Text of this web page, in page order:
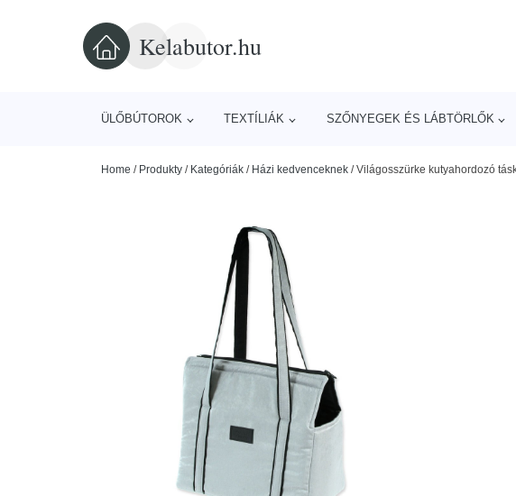
Kelabutor.hu
ÜLŐBÚTOROK TEXTÍLIÁK SZŐNYEGEK ÉS LÁBTÖRLŐK
Home / Produkty / Kategóriák / Házi kedvenceknek /Világosszürke kutyahordozó